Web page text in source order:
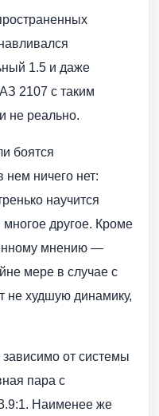
1.5 и даже
2107 с таким
не реально.
боятся
нем ничего нет:
научится
многое другое. Кроме
мнению —
мере в случае с
не худшую динамику,
от системы
пара с
Наименее же